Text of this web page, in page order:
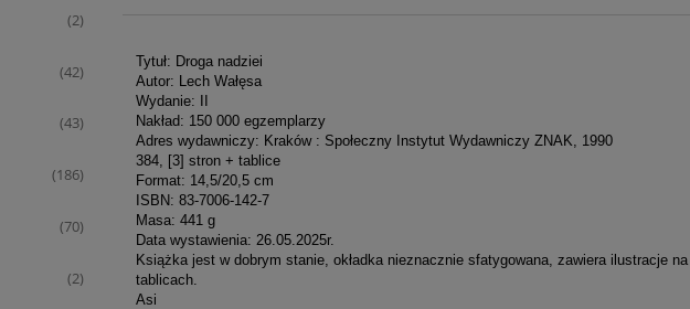
(2)
(42)
(43)
(186)
(70)
(2)
Tytuł: Droga nadziei
Autor: Lech Wałęsa
Wydanie: II
Nakład: 150 000 egzemplarzy
Adres wydawniczy: Kraków : Społeczny Instytut Wydawniczy ZNAK, 1990
384, [3] stron + tablice
Format: 14,5/20,5 cm
ISBN: 83-7006-142-7
Masa: 441 g
Data wystawienia: 26.05.2025r.
Książka jest w dobrym stanie, okładka nieznacznie sfatygowana, zawiera ilustracje na
tablicach.
Asi